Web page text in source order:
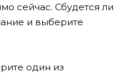
сейчас. Сбудется ли
и выберите
один из